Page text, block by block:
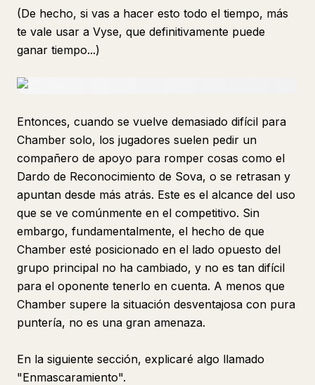
(De hecho, si vas a hacer esto todo el tiempo, más
te vale usar a Vyse, que definitivamente puede
ganar tiempo...)
Entonces, cuando se vuelve demasiado difícil para
Chamber solo, los jugadores suelen pedir un
compañero de apoyo para romper cosas como el
Dardo de Reconocimiento de Sova, o se retrasan y
apuntan desde más atrás. Este es el alcance del uso
que se ve comúnmente en el competitivo. Sin
embargo, fundamentalmente, el hecho de que
Chamber esté posicionado en el lado opuesto del
grupo principal no ha cambiado, y no es tan difícil
para el oponente tenerlo en cuenta. A menos que
Chamber supere la situación desventajosa con pura
puntería, no es una gran amenaza.
En la siguiente sección, explicaré algo llamado
"Enmascaramiento".